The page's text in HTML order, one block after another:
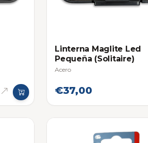
Linterna Maglite Led
Pequeña (Solitaire)
Acero
€37,00